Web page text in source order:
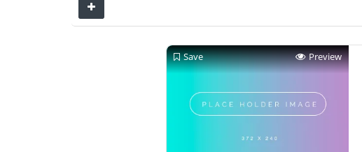
Save Preview